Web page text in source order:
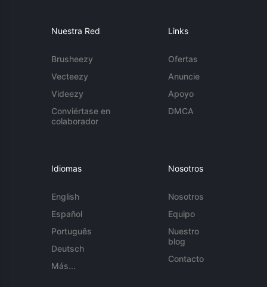
Nuestra Red
Brusheezy
Vecteezy
Videezy
Conviértase en
colaborador
Links
Ofertas
Anuncie
Apoyo
DMCA
Idiomas
English
Español
Português
Deutsch
Más...
Nosotros
Nosotros
Equipo
Nuestro
blog
Contacto